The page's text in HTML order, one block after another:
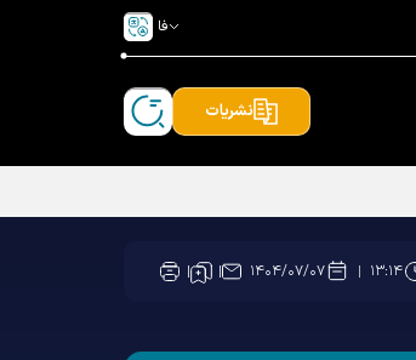
فا
نشریات
۱۳:۱۴ ۱۴۰۴/۰۷/۰۷